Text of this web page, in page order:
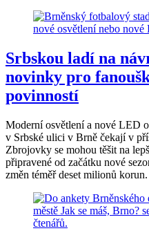
Srbskou ladí na
novinky pro
povinností
Moderní osvětlení a nové LED
v Srbské ulici v Brně čekají v
Zbrojovky se mohou těšit na
připravené od začátku nové
změn téměř deset milionů korun.